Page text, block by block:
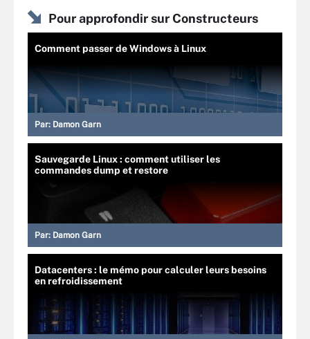
Pour approfondir sur Constructeurs
Comment passer de Windows à Linux
Par: Damon Garn
Sauvegarde Linux : comment utiliser les
commandes dump et restore
Par: Damon Garn
Datacenters : le mémo pour calculer leurs besoins
en refroidissement